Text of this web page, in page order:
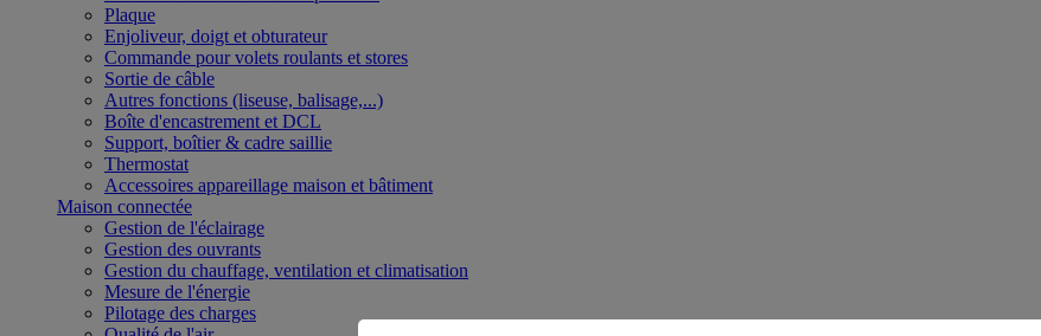
Plaque
Enjoliveur, doigt et obturateur
Commande pour volets roulants et stores
Sortie de câble
Autres fonctions (liseuse, balisage,...)
Boîte d'encastrement et DCL
Support, boîtier & cadre saillie
Thermostat
Accessoires appareillage maison et bâtiment
Maison connectée
Gestion de l'éclairage
Gestion des ouvrants
Gestion du chauffage, ventilation et climatisation
Mesure de l'énergie
Pilotage des charges